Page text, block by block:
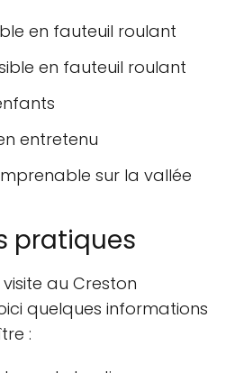
en fauteuil roulant
en fauteuil roulant
entretenu
sur la vallée
pratiques
au Creston
quelques informations
: